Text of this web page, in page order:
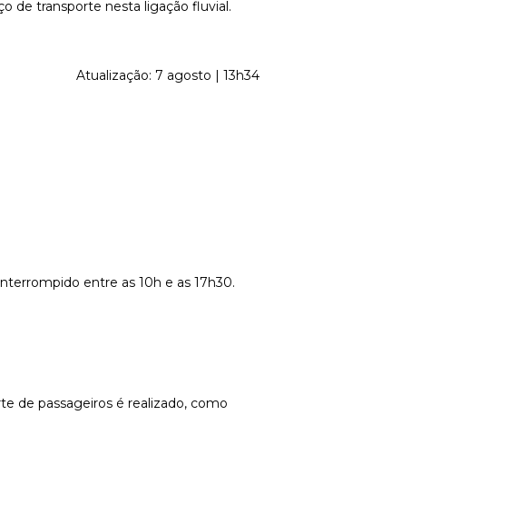
de transporte nesta ligação fluvial.
Atualização: 7 agosto | 13h34
entre as 10h e as 17h30.
de passageiros é realizado, como